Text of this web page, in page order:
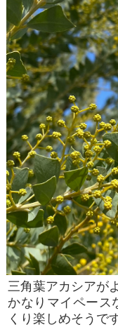
三角葉アカシアが
かなりマイペース
くり楽しめそうです